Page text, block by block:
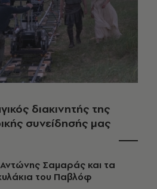
διακινητής της
συνείδησής μας
Σαμαράς και τα
του Παβλόφ